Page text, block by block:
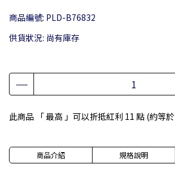
商品編號: PLD-B76832
供貨狀況: 尚有庫存
此商品 「 最高 」可以折抵紅利 11 點 (約等於
商品介紹 規格說明